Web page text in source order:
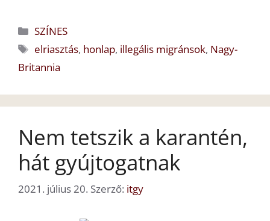
Kategória
SZÍNES
Címkék
elriasztás, honlap, illegális migránsok, Nagy-
Britannia
Nem tetszik a karantén,
hát gyújtogatnak
2021. július 20. Szerző: itgy